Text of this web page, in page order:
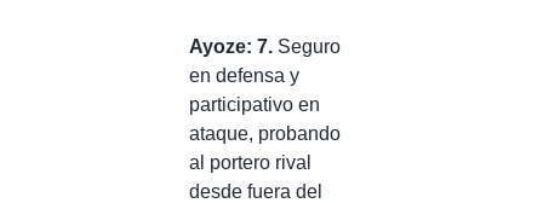
Ayoze: 7. Seguro
en defensa y
participativo en
ataque, probando
al portero rival
desde fuera del